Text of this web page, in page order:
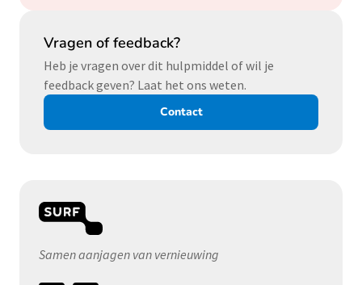
Vragen of feedback?
Heb je vragen over dit hulpmiddel of wil je
feedback geven? Laat het ons weten.
Contact
Samen aanjagen van vernieuwing